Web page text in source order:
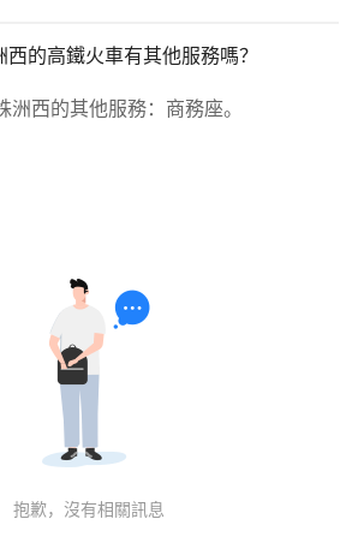
的高鐵火車有其他服務嗎？
洲西的其他服務：商務座。
抱歉，沒有相關訊息